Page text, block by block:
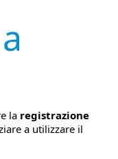
la registrazione
a utilizzare il